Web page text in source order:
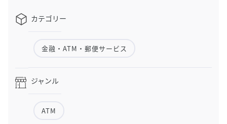
カテゴリー
金融・ATM・郵便サービス
ジャンル
ATM